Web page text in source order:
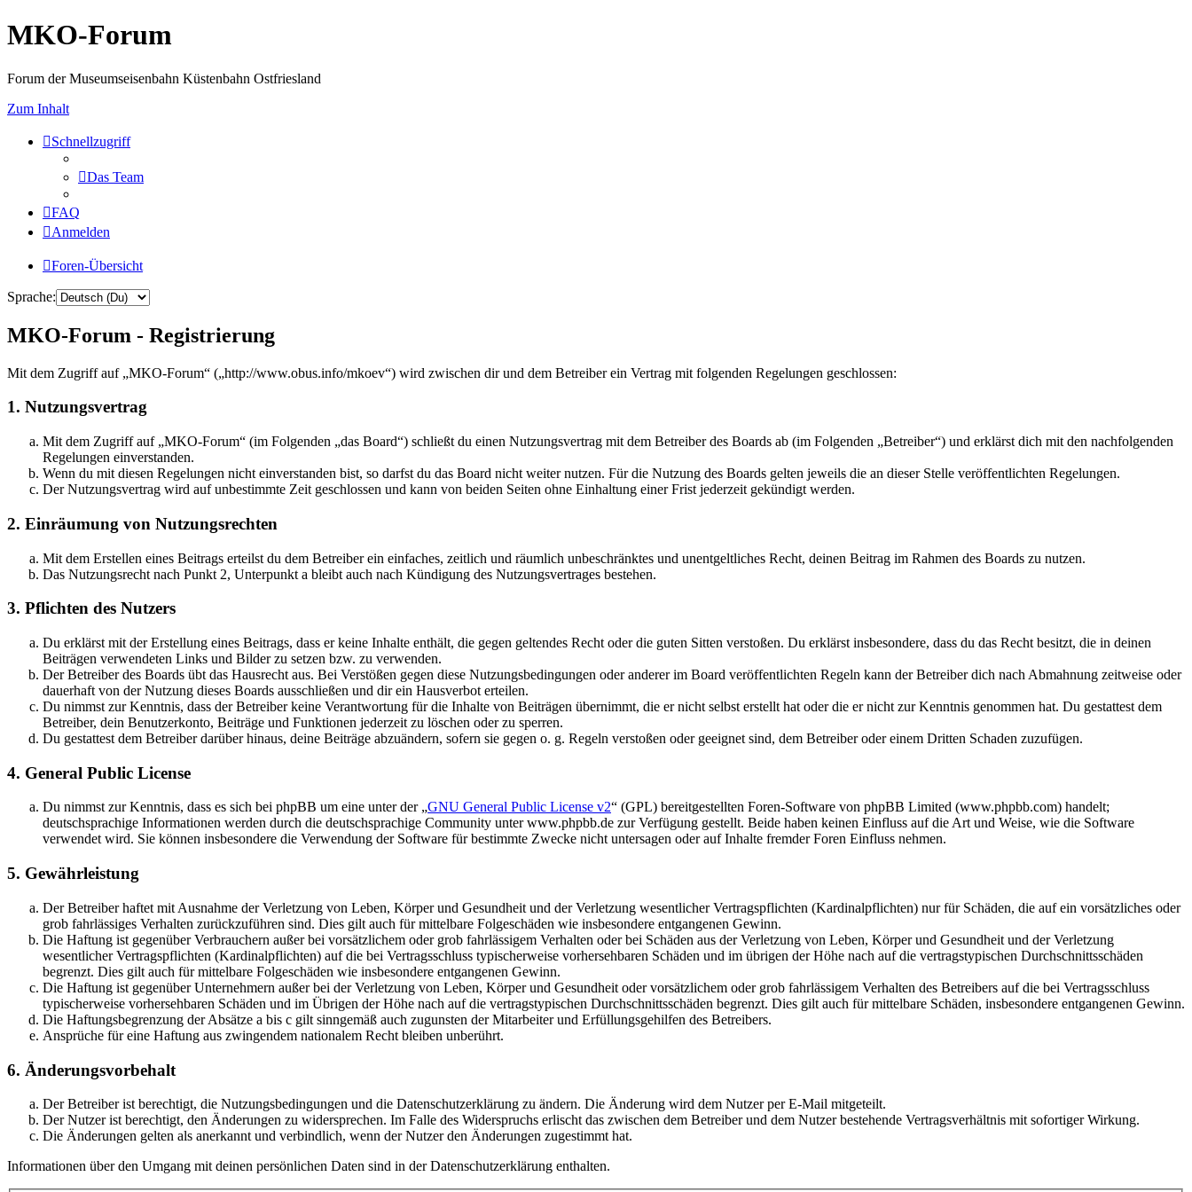
MKO-Forum
Forum der Museumseisenbahn Küstenbahn Ostfriesland
Zum Inhalt
Schnellzugriff
Das Team
FAQ
Anmelden
Foren-Übersicht
Sprache:
MKO-Forum - Registrierung
Mit dem Zugriff auf „MKO-Forum“ („http://www.obus.info/mkoev“) wird zwischen dir und dem Betreiber ein Vertrag mit folgenden Regelungen geschlossen:
1. Nutzungsvertrag
Mit dem Zugriff auf „MKO-Forum“ (im Folgenden „das Board“) schließt du einen Nutzungsvertrag mit dem Betreiber des Boards ab (im Folgenden „Betreiber“) und erklärst dich mit den nachfolgenden
Regelungen einverstanden.
Wenn du mit diesen Regelungen nicht einverstanden bist, so darfst du das Board nicht weiter nutzen. Für die Nutzung des Boards gelten jeweils die an dieser Stelle veröffentlichten Regelungen.
Der Nutzungsvertrag wird auf unbestimmte Zeit geschlossen und kann von beiden Seiten ohne Einhaltung einer Frist jederzeit gekündigt werden.
2. Einräumung von Nutzungsrechten
Mit dem Erstellen eines Beitrags erteilst du dem Betreiber ein einfaches, zeitlich und räumlich unbeschränktes und unentgeltliches Recht, deinen Beitrag im Rahmen des Boards zu nutzen.
Das Nutzungsrecht nach Punkt 2, Unterpunkt a bleibt auch nach Kündigung des Nutzungsvertrages bestehen.
3. Pflichten des Nutzers
Du erklärst mit der Erstellung eines Beitrags, dass er keine Inhalte enthält, die gegen geltendes Recht oder die guten Sitten verstoßen. Du erklärst insbesondere, dass du das Recht besitzt, die in deinen
Beiträgen verwendeten Links und Bilder zu setzen bzw. zu verwenden.
Der Betreiber des Boards übt das Hausrecht aus. Bei Verstößen gegen diese Nutzungsbedingungen oder anderer im Board veröffentlichten Regeln kann der Betreiber dich nach Abmahnung zeitweise oder
dauerhaft von der Nutzung dieses Boards ausschließen und dir ein Hausverbot erteilen.
Du nimmst zur Kenntnis, dass der Betreiber keine Verantwortung für die Inhalte von Beiträgen übernimmt, die er nicht selbst erstellt hat oder die er nicht zur Kenntnis genommen hat. Du gestattest dem
Betreiber, dein Benutzerkonto, Beiträge und Funktionen jederzeit zu löschen oder zu sperren.
Du gestattest dem Betreiber darüber hinaus, deine Beiträge abzuändern, sofern sie gegen o. g. Regeln verstoßen oder geeignet sind, dem Betreiber oder einem Dritten Schaden zuzufügen.
4. General Public License
Du nimmst zur Kenntnis, dass es sich bei phpBB um eine unter der „GNU General Public License v2“ (GPL) bereitgestellten Foren-Software von phpBB Limited (www.phpbb.com) handelt;
deutschsprachige Informationen werden durch die deutschsprachige Community unter www.phpbb.de zur Verfügung gestellt. Beide haben keinen Einfluss auf die Art und Weise, wie die Software
verwendet wird. Sie können insbesondere die Verwendung der Software für bestimmte Zwecke nicht untersagen oder auf Inhalte fremder Foren Einfluss nehmen.
5. Gewährleistung
Der Betreiber haftet mit Ausnahme der Verletzung von Leben, Körper und Gesundheit und der Verletzung wesentlicher Vertragspflichten (Kardinalpflichten) nur für Schäden, die auf ein vorsätzliches oder
grob fahrlässiges Verhalten zurückzuführen sind. Dies gilt auch für mittelbare Folgeschäden wie insbesondere entgangenen Gewinn.
Die Haftung ist gegenüber Verbrauchern außer bei vorsätzlichem oder grob fahrlässigem Verhalten oder bei Schäden aus der Verletzung von Leben, Körper und Gesundheit und der Verletzung
wesentlicher Vertragspflichten (Kardinalpflichten) auf die bei Vertragsschluss typischerweise vorhersehbaren Schäden und im übrigen der Höhe nach auf die vertragstypischen Durchschnittsschäden
begrenzt. Dies gilt auch für mittelbare Folgeschäden wie insbesondere entgangenen Gewinn.
Die Haftung ist gegenüber Unternehmern außer bei der Verletzung von Leben, Körper und Gesundheit oder vorsätzlichem oder grob fahrlässigem Verhalten des Betreibers auf die bei Vertragsschluss
typischerweise vorhersehbaren Schäden und im Übrigen der Höhe nach auf die vertragstypischen Durchschnittsschäden begrenzt. Dies gilt auch für mittelbare Schäden, insbesondere entgangenen Gewinn.
Die Haftungsbegrenzung der Absätze a bis c gilt sinngemäß auch zugunsten der Mitarbeiter und Erfüllungsgehilfen des Betreibers.
Ansprüche für eine Haftung aus zwingendem nationalem Recht bleiben unberührt.
6. Änderungsvorbehalt
Der Betreiber ist berechtigt, die Nutzungsbedingungen und die Datenschutzerklärung zu ändern. Die Änderung wird dem Nutzer per E-Mail mitgeteilt.
Der Nutzer ist berechtigt, den Änderungen zu widersprechen. Im Falle des Widerspruchs erlischt das zwischen dem Betreiber und dem Nutzer bestehende Vertragsverhältnis mit sofortiger Wirkung.
Die Änderungen gelten als anerkannt und verbindlich, wenn der Nutzer den Änderungen zugestimmt hat.
Informationen über den Umgang mit deinen persönlichen Daten sind in der Datenschutzerklärung enthalten.